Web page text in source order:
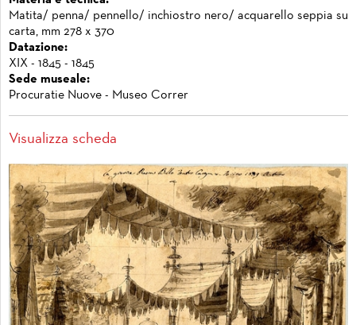
Matita/ penna/ pennello/ inchiostro nero/ acquarello seppia su
carta, mm 278 x 370
Datazione:
XIX - 1845 - 1845
Sede museale:
Procuratie Nuove - Museo Correr
Visualizza scheda